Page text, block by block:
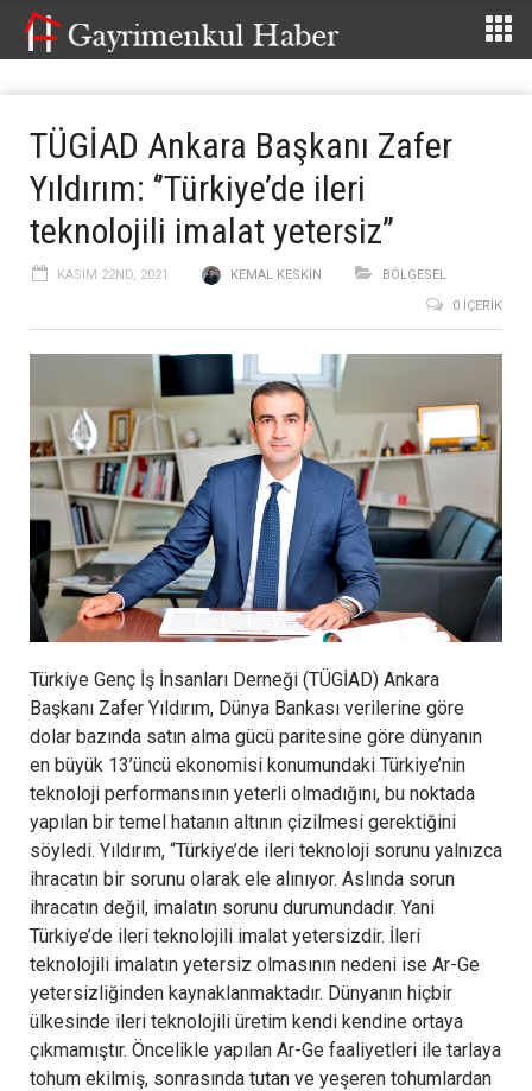
TÜGİAD Ankara Başkanı Zafer
Yıldırım: ‘’Türkiye’de ileri
teknolojili imalat yetersiz’’
KASIM 22ND, 2021 KEMAL KESKIN
BÖLGESEL
0 İÇERIK
Türkiye Genç İş İnsanları Derneği (TÜGİAD) Ankara
Başkanı Zafer Yıldırım, Dünya Bankası verilerine göre
dolar bazında satın alma gücü paritesine göre dünyanın
en büyük 13’üncü ekonomisi konumundaki Türkiye’nin
teknoloji performansının yeterli olmadığını, bu noktada
yapılan bir temel hatanın altının çizilmesi gerektiğini
söyledi. Yıldırım, “Türkiye’de ileri teknoloji sorunu yalnızca
ihracatın bir sorunu olarak ele alınıyor. Aslında sorun
ihracatın değil, imalatın sorunu durumundadır. Yani
Türkiye’de ileri teknolojili imalat yetersizdir. İleri
teknolojili imalatın yetersiz olmasının nedeni ise Ar-Ge
yetersizliğinden kaynaklanmaktadır. Dünyanın hiçbir
ülkesinde ileri teknolojili üretim kendi kendine ortaya
çıkmamıştır. Öncelikle yapılan Ar-Ge faaliyetleri ile tarlaya
tohum ekilmiş, sonrasında tutan ve yeşeren tohumlardan